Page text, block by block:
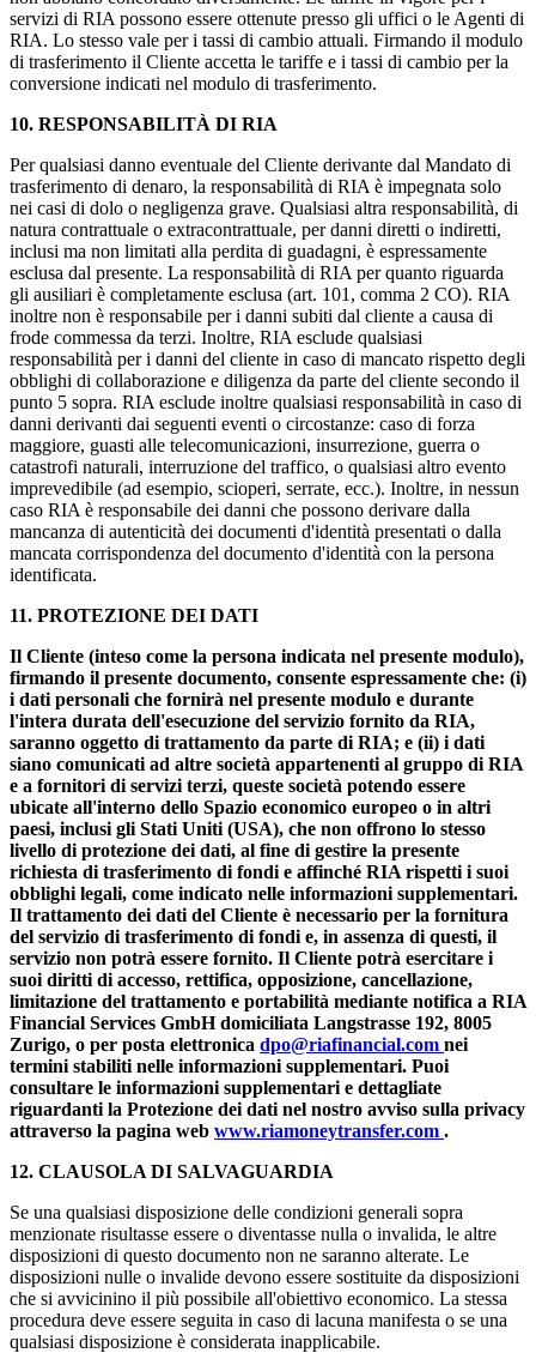
servizi di RIA possono essere ottenute presso gli uffici o le Agenti di
RIA. Lo stesso vale per i tassi di cambio attuali. Firmando il modulo
di trasferimento il Cliente accetta le tariffe e i tassi di cambio per la
conversione indicati nel modulo di trasferimento.
10. RESPONSABILITÀ DI RIA
Per qualsiasi danno eventuale del Cliente derivante dal Mandato di
trasferimento di denaro, la responsabilità di RIA è impegnata solo
nei casi di dolo o negligenza grave. Qualsiasi altra responsabilità, di
natura contrattuale o extracontrattuale, per danni diretti o indiretti,
inclusi ma non limitati alla perdita di guadagni, è espressamente
esclusa dal presente. La responsabilità di RIA per quanto riguarda
gli ausiliari è completamente esclusa (art. 101, comma 2 CO). RIA
inoltre non è responsabile per i danni subiti dal cliente a causa di
frode commessa da terzi. Inoltre, RIA esclude qualsiasi
responsabilità per i danni del cliente in caso di mancato rispetto degli
obblighi di collaborazione e diligenza da parte del cliente secondo il
punto 5 sopra. RIA esclude inoltre qualsiasi responsabilità in caso di
danni derivanti dai seguenti eventi o circostanze: caso di forza
maggiore, guasti alle telecomunicazioni, insurrezione, guerra o
catastrofi naturali, interruzione del traffico, o qualsiasi altro evento
imprevedibile (ad esempio, scioperi, serrate, ecc.). Inoltre, in nessun
caso RIA è responsabile dei danni che possono derivare dalla
mancanza di autenticità dei documenti d'identità presentati o dalla
mancata corrispondenza del documento d'identità con la persona
identificata.
11. PROTEZIONE DEI DATI
Il Cliente (inteso come la persona indicata nel presente modulo),
firmando il presente documento, consente espressamente che: (i)
i dati personali che fornirà nel presente modulo e durante
l'intera durata dell'esecuzione del servizio fornito da RIA,
saranno oggetto di trattamento da parte di RIA; e (ii) i dati
siano comunicati ad altre società appartenenti al gruppo di RIA
e a fornitori di servizi terzi, queste società potendo essere
ubicate all'interno dello Spazio economico europeo o in altri
paesi, inclusi gli Stati Uniti (USA), che non offrono lo stesso
livello di protezione dei dati, al fine di gestire la presente
richiesta di trasferimento di fondi e affinché RIA rispetti i suoi
obblighi legali, come indicato nelle informazioni supplementari.
Il trattamento dei dati del Cliente è necessario per la fornitura
del servizio di trasferimento di fondi e, in assenza di questi, il
servizio non potrà essere fornito. Il Cliente potrà esercitare i
suoi diritti di accesso, rettifica, opposizione, cancellazione,
limitazione del trattamento e portabilità mediante notifica a RIA
Financial Services GmbH domiciliata Langstrasse 192, 8005
Zurigo, o per posta elettronica dpo@riafinancial.com nei
termini stabiliti nelle informazioni supplementari. Puoi
consultare le informazioni supplementari e dettagliate
riguardanti la Protezione dei dati nel nostro avviso sulla privacy
attraverso la pagina web www.riamoneytransfer.com .
12. CLAUSOLA DI SALVAGUARDIA
Se una qualsiasi disposizione delle condizioni generali sopra
menzionate risultasse essere o diventasse nulla o invalida, le altre
disposizioni di questo documento non ne saranno alterate. Le
disposizioni nulle o invalide devono essere sostituite da disposizioni
che si avvicinino il più possibile all'obiettivo economico. La stessa
procedura deve essere seguita in caso di lacuna manifesta o se una
qualsiasi disposizione è considerata inapplicabile.